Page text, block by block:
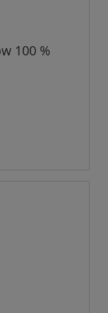
100 %